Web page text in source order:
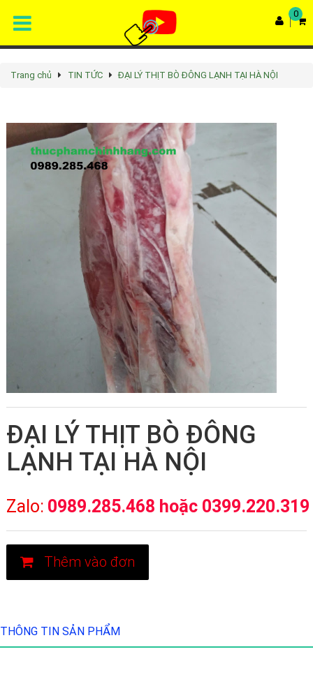
0
Trang chủ TIN TỨC ĐẠI LÝ THỊT BÒ ĐÔNG LẠNH TẠI HÀ NỘI
ĐẠI LÝ THỊT BÒ ĐÔNG
LẠNH TẠI HÀ NỘI
Zalo: 0989.285.468 hoặc 0399.220.319
Thêm vào đơn
THÔNG TIN SẢN PHẨM